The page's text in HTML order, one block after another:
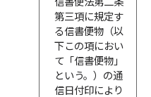
第三項に規定す
る信書便物（以
下この項におい
て「信書便物」
という。）の通
信日付印により